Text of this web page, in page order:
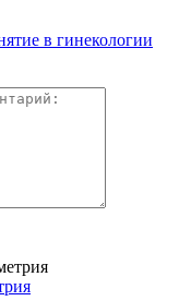
в гинекологии